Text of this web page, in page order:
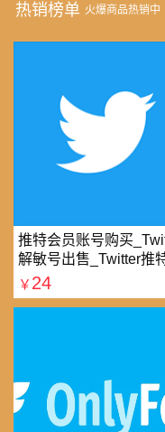
热销榜单 火爆商品热销中
推特会员账号购买
解敏号出售_Twitter推
号购买批发平台
￥ 24